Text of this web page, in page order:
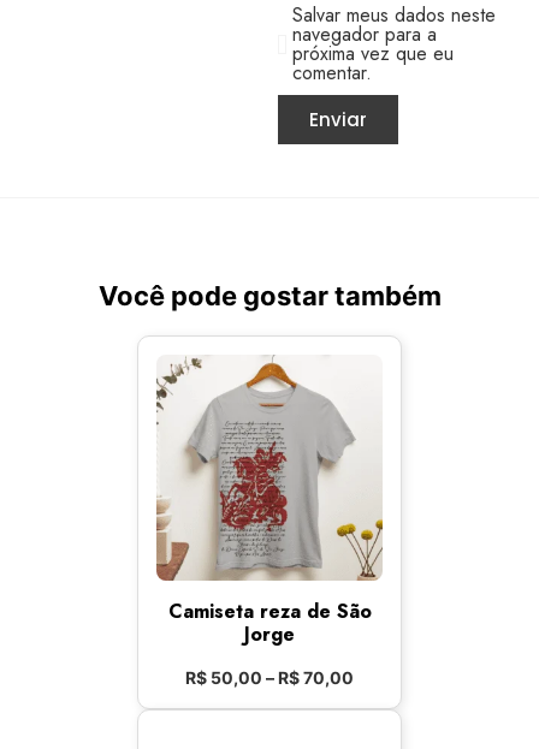
Salvar meus dados neste
navegador para a
próxima vez que eu
comentar.
Você pode gostar também
Camiseta reza de São
Jorge
R$ 50,00 –R$70,00